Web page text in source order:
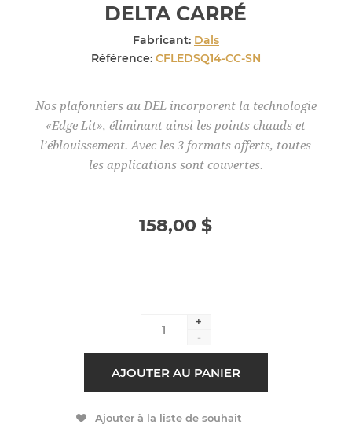
DELTA CARRÉ
Fabricant: Dals
Référence: CFLEDSQ14-CC-SN
Nos plafonniers au DEL incorporent la technologie
«Edge Lit», éliminant ainsi les points chauds et
l’éblouissement. Avec les 3 formats offerts, toutes
les applications sont couvertes.
158,00 $
+
-